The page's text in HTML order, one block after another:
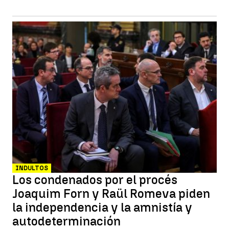
INDULTOS
Los condenados por el procés
Joaquim Forn y Raül Romeva piden
la independencia y la amnistía y
autodeterminación